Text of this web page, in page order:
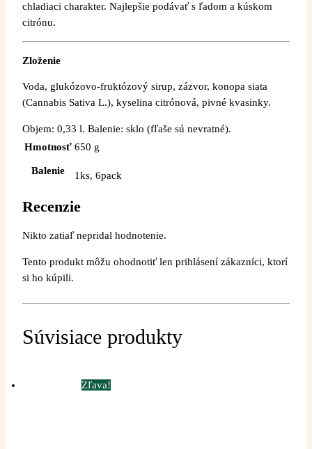
chladiaci charakter. Najlepšie podávať s ľadom a kúskom
citrónu.
Zloženie
Voda, glukózovo-fruktózový sirup, zázvor, konopa siata
(Cannabis Sativa L.), kyselina citrónová, pivné kvasinky.
Objem: 0,33 l. Balenie: sklo (fľaše sú nevratné).
Hmotnosť 650 g
Balenie 1ks, 6pack
Recenzie
Nikto zatiaľ nepridal hodnotenie.
Tento produkt môžu ohodnotiť len prihlásení zákazníci, ktorí
si ho kúpili.
Súvisiace produkty
Zľava!